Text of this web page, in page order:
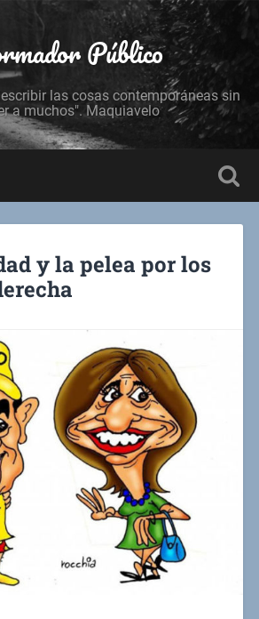
Público
las cosas contemporáneas sin
a muchos". Maquiavelo
y la pelea por los